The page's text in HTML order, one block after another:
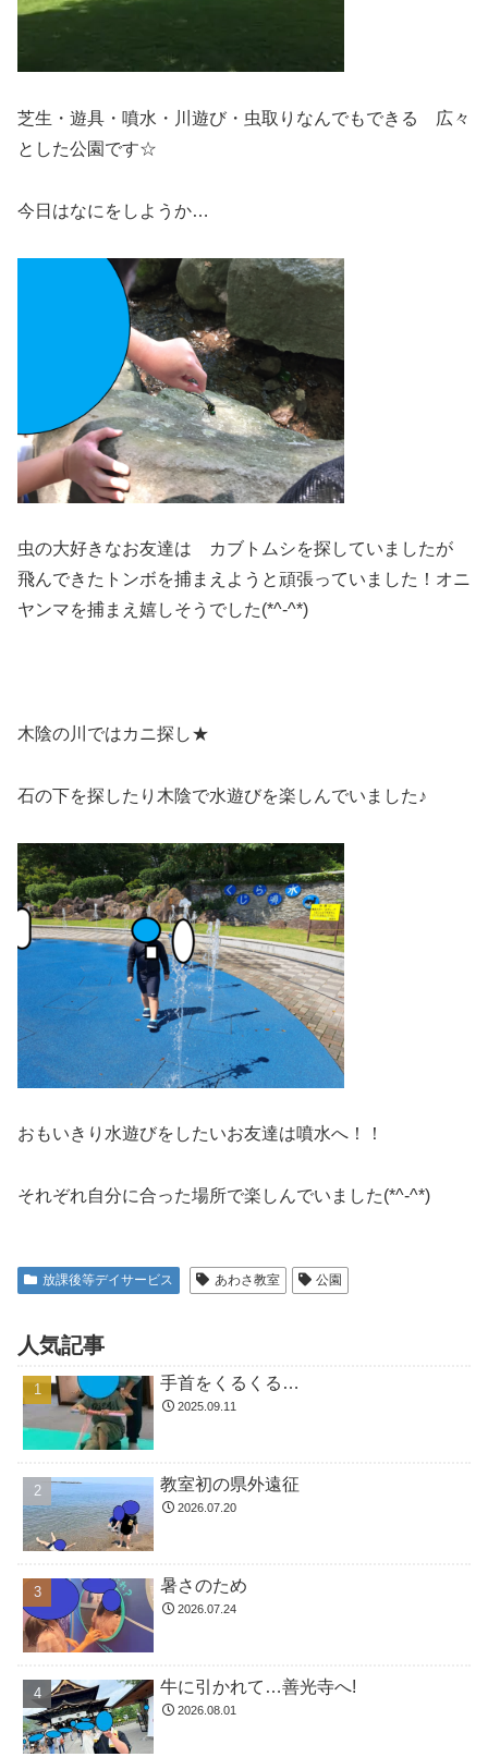
芝生・遊具・噴水・川遊び・虫取りなんでもできる 広々
とした公園です☆
今日はなにをしようか…
虫の大好きなお友達は カブトムシを探していましたが
飛んできたトンボを捕まえようと頑張っていました！オニ
ヤンマを捕まえ嬉しそうでした(*^-^*)
木陰の川ではカニ探し★
石の下を探したり木陰で水遊びを楽しんでいました♪
おもいきり水遊びをしたいお友達は噴水へ！！
それぞれ自分に合った場所で楽しんでいました(*^-^*)
放課後等デイサービス あわさ教室 公園
人気記事
手首をくるくる…
2025.09.11
教室初の県外遠征
2026.07.20
暑さのため
2026.07.24
牛に引かれて…善光寺へ!
2026.08.01